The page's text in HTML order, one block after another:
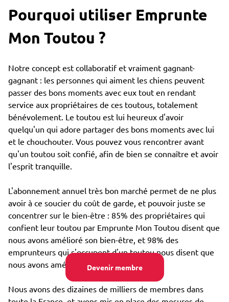
Devenir membre
Pourquoi utiliser Emprunte
Mon Toutou ?
Notre concept est collaboratif et vraiment gagnant-
gagnant : les personnes qui aiment les chiens peuvent
passer des bons moments avec eux tout en rendant
service aux propriétaires de ces toutous, totalement
bénévolement. Le toutou est lui heureux d'avoir
quelqu'un qui adore partager des bons moments avec lui
et le chouchouter. Vous pouvez vous rencontrer avant
qu'un toutou soit confié, afin de bien se connaître et avoir
l'esprit tranquille.
L'abonnement annuel très bon marché permet de ne plus
avoir à ce soucier du coût de garde, et pouvoir juste se
concentrer sur le bien-être : 85% des propriétaires qui
confient leur toutou par Emprunte Mon Toutou disent que
nous avons amélioré son bien-être, et 98% des
emprunteurs qui s'occupent d'un toutou nous disent que
nous avons amélioré leur propre bien-être.
Nous avons des dizaines de milliers de membres dans